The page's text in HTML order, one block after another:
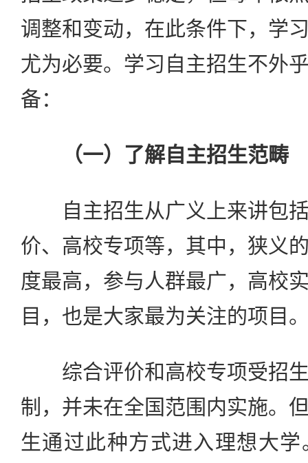
调整和变动，在此条件下，学
尤为必要。学习自主招生不外
备：
（一）了解自主招生范畴
自主招生从广义上来讲包括
价、高校专项等，其中，狭义
度最高，参与人群最广，高校
目，也是大家最为关注的项目
综合评价和高校专项受招生
制，并未在全国范围内实施。
生通过此种方式进入理想大